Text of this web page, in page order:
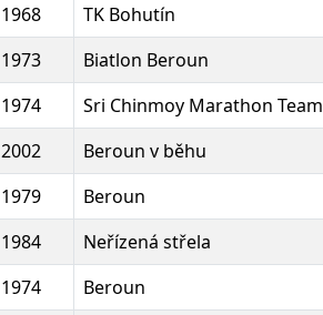
1968 TK Bohutín
1973 Biatlon Beroun
1974 Sri Chinmoy Marathon Team
2002 Beroun v běhu
1979 Beroun
1984 Neřízená střela
1974 Beroun